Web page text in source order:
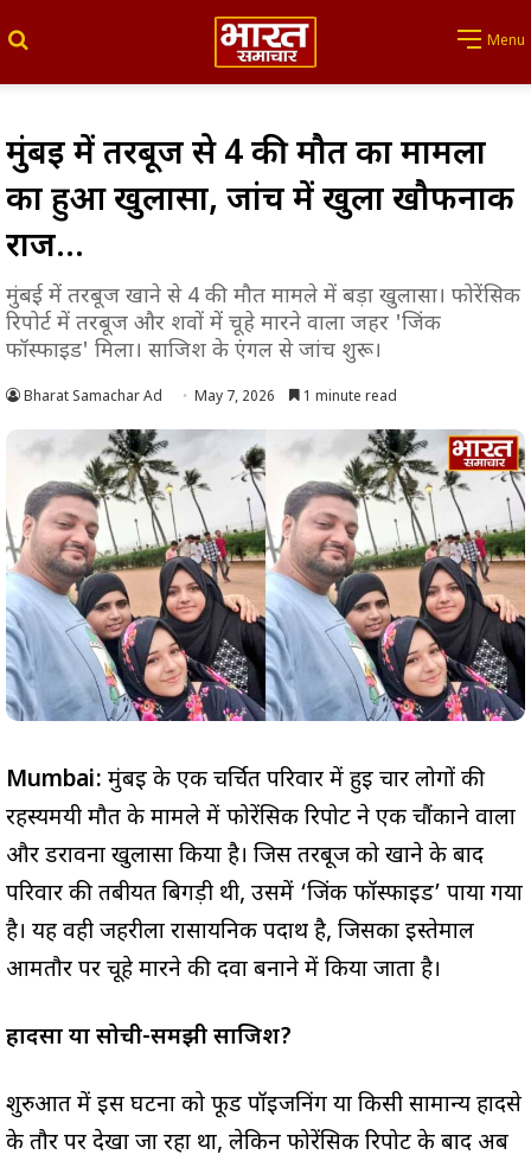
Menu
मुंबई में तरबूज से 4 की मौत का मामला
का हुआ खुलासा, जांच में खुला खौफनाक
राज…
मुंबई में तरबूज खाने से 4 की मौत मामले में बड़ा खुलासा। फोरेंसिक
रिपोर्ट में तरबूज और शवों में चूहे मारने वाला जहर 'जिंक
फॉस्फाइड' मिला। साजिश के एंगल से जांच शुरू।
Bharat Samachar Ad May 7, 2026 1 minute read
Mumbai: मुंबई के एक चर्चित परिवार में हुई चार लोगों की
रहस्यमयी मौत के मामले में फोरेंसिक रिपोर्ट ने एक चौंकाने वाला
और डरावना खुलासा किया है। जिस तरबूज को खाने के बाद
परिवार की तबीयत बिगड़ी थी, उसमें ‘जिंक फॉस्फाइड’ पाया गया
है। यह वही जहरीला रासायनिक पदार्थ है, जिसका इस्तेमाल
आमतौर पर चूहे मारने की दवा बनाने में किया जाता है।
हादसा या सोची-समझी साजिश?
शुरुआत में इस घटना को फूड पॉइजनिंग या किसी सामान्य हादसे
के तौर पर देखा जा रहा था, लेकिन फोरेंसिक रिपोर्ट के बाद अब